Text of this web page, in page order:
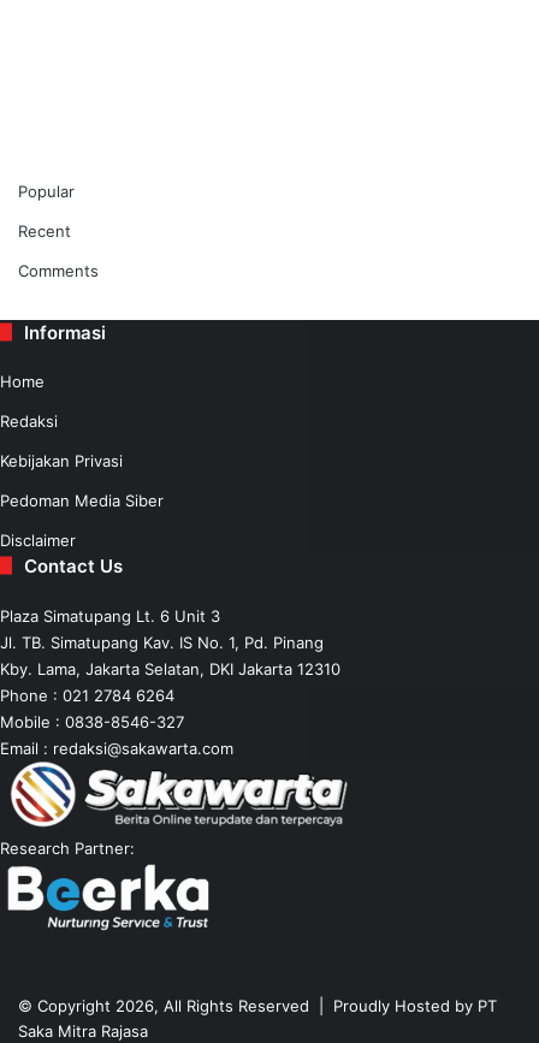
Popular
Recent
Comments
Informasi
Home
Redaksi
Kebijakan Privasi
Pedoman Media Siber
Disclaimer
Contact Us
Plaza Simatupang Lt. 6 Unit 3
Jl. TB. Simatupang Kav. IS No. 1, Pd. Pinang
Kby. Lama, Jakarta Selatan, DKI Jakarta 12310
Phone : 021 2784 6264
Mobile : 0838-8546-327
Email : redaksi@sakawarta.com
Research Partner:
© Copyright 2026, All Rights Reserved | Proudly Hosted by PT
Saka Mitra Rajasa